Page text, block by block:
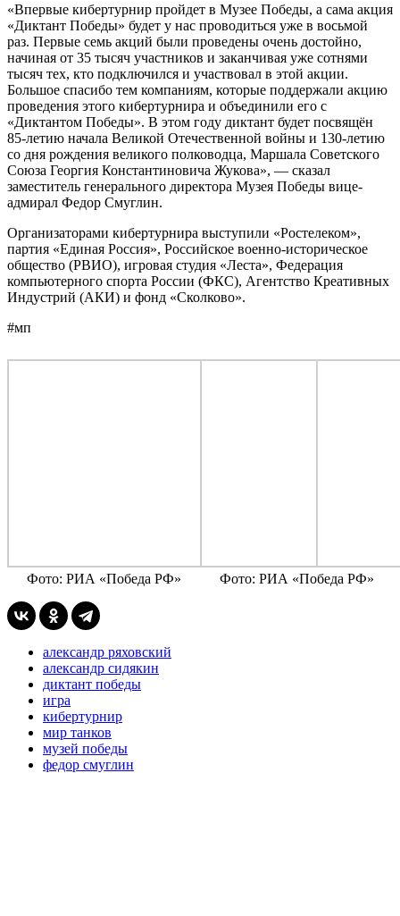
«Впервые кибертурнир пройдет в Музее Победы, а сама акция
«Диктант Победы» будет у нас проводиться уже в восьмой
раз. Первые семь акций были проведены очень достойно,
начиная от 35 тысяч участников и заканчивая уже сотнями
тысяч тех, кто подключился и участвовал в этой акции.
Большое спасибо тем компаниям, которые поддержали акцию
проведения этого кибертурнира и объединили его с
«Диктантом Победы». В этом году диктант будет посвящён
85-летию начала Великой Отечественной войны и 130-летию
со дня рождения великого полководца, Маршала Советского
Союза Георгия Константиновича Жукова», — сказал
заместитель генерального директора Музея Победы вице-
адмирал Федор Смуглин.
Организаторами кибертурнира выступили «Ростелеком»,
партия «Единая Россия», Российское военно-историческое
общество (РВИО), игровая студия «Леста», Федерация
компьютерного спорта России (ФКС), Агентство Креативных
Индустрий (АКИ) и фонд «Сколково».
#мп
Фото: РИА «Победа РФ» Фото: РИА «Победа РФ»
александр ряховский
александр сидякин
диктант победы
игра
кибертурнир
мир танков
музей победы
федор смуглин